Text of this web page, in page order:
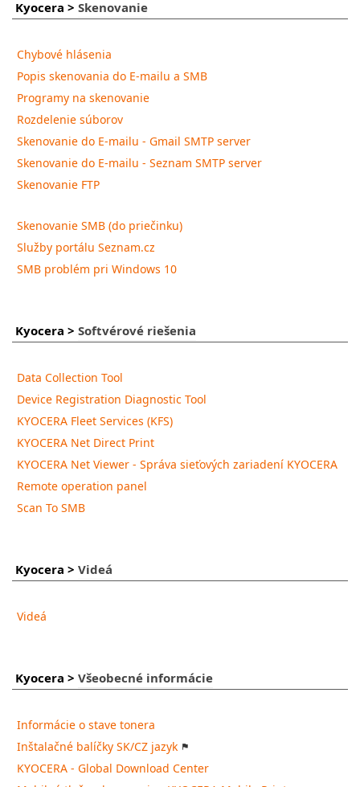
Kyocera > Skenovanie
Chybové hlásenia
Popis skenovania do E-mailu a SMB
Programy na skenovanie
Rozdelenie súborov
Skenovanie do E-mailu - Gmail SMTP server
Skenovanie do E-mailu - Seznam SMTP server
Skenovanie FTP
Skenovanie SMB (do priečinku)
Služby portálu Seznam.cz
SMB problém pri Windows 10
Kyocera > Softvérové riešenia
Data Collection Tool
Device Registration Diagnostic Tool
KYOCERA Fleet Services (KFS)
KYOCERA Net Direct Print
KYOCERA Net Viewer - Správa sieťových zariadení KYOCERA
Remote operation panel
Scan To SMB
Kyocera > Videá
Videá
Kyocera > Všeobecné informácie
Informácie o stave tonera
Inštalačné balíčky SK/CZ jazyk
KYOCERA - Global Download Center